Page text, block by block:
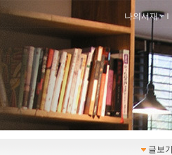
나의서재 ｌ
글보기